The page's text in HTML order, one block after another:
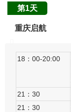
第1天
重庆启航
18：00-20:00
21：30
21：30